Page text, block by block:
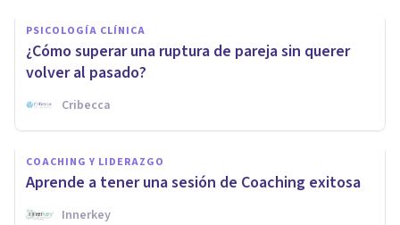
PSICOLOGÍA CLÍNICA
¿Cómo superar una ruptura de pareja sin querer
volver al pasado?
Cribecca
COACHING Y LIDERAZGO
Aprende a tener una sesión de Coaching exitosa
Innerkey